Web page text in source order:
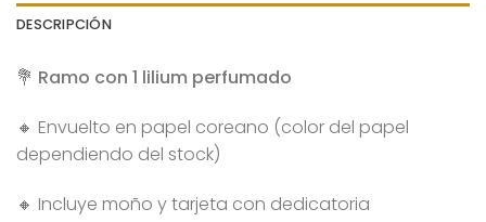
DESCRIPCIÓN
💐 Ramo con 1 lilium perfumado
🔸 Envuelto en papel coreano (color del papel
dependiendo del stock)
🔸 Incluye moño y tarjeta con dedicatoria